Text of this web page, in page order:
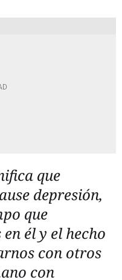
que
depresión,
que
él y el hecho
con otros
con